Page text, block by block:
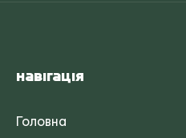
Навігація
Головна